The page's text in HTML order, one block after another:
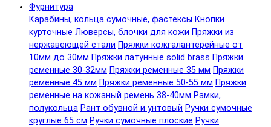
Фурнитура
Карабины, кольца сумочные, фастексы Кнопки
курточные Люверсы, блочки для кожи Пряжки из
нержавеющей стали Пряжки кожгалантерейные от
10мм до 30мм Пряжки латунные solid brass Пряжки
ременные 30-32мм Пряжки ременные 35 мм Пряжки
ременные 45 мм Пряжки ременные 50-55 мм Пряжки
ременные на кожаный ремень 38-40мм Рамки,
полукольца Рант обувной и унтовый Ручки сумочные
круглые 65 см Ручки сумочные плоские Ручки